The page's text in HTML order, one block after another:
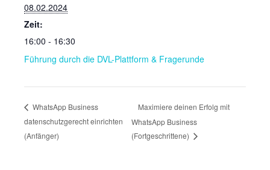
08.02.2024
Zeit:
16:00 - 16:30
Führung durch die DVL-Plattform & Fragerunde
WhatsApp Business
datenschutzgerecht einrichten
(Anfänger)
Maximiere deinen Erfolg mit
WhatsApp Business
(Fortgeschrittene)